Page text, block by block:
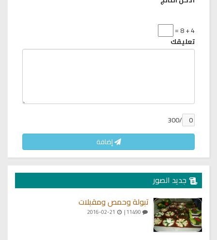
4 + 8 =
تعليقك
/300
إضافة
جديد الصور
تبولة وحمص ومقبلات